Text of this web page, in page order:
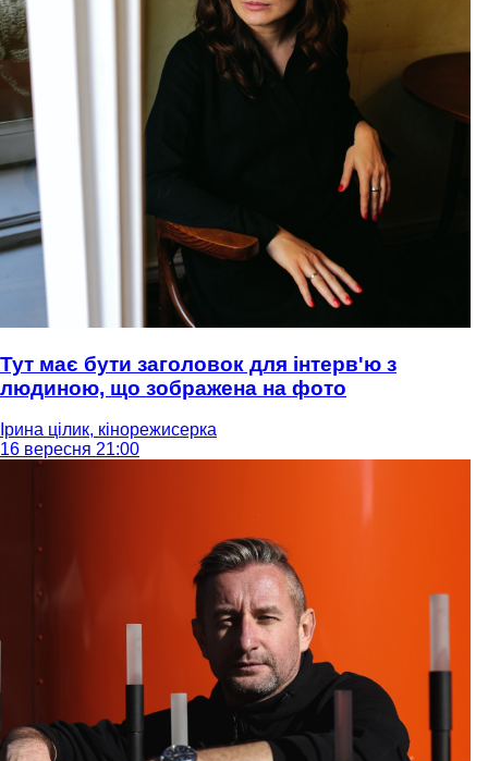
Тут має бути заголовок для інтерв'ю з
людиною, що зображена на фото
Ірина цілик, кінорежисерка
16 вересня 21:00